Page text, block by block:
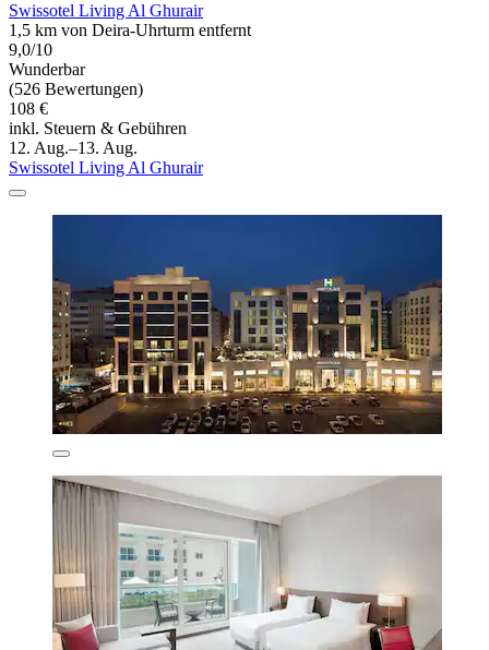
Swissotel Living Al Ghurair
1,5 km von Deira-Uhrturm entfernt
9,0/10
Wunderbar
(526 Bewertungen)
108 €
inkl. Steuern & Gebühren
12. Aug.–13. Aug.
Swissotel Living Al Ghurair